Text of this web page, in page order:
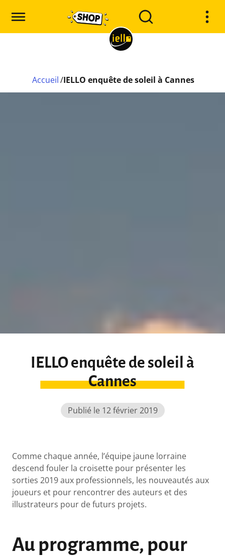
Accueil /IELLO enquête de soleil à Cannes
IELLO enquête de soleil à
Cannes
Publié le 12 février 2019
Comme chaque année, l’équipe jaune lorraine
descend fouler la croisette pour présenter les
sorties 2019 aux professionnels, les nouveautés aux
joueurs et pour rencontrer des auteurs et des
illustrateurs pour de futurs projets.
Au programme, pour